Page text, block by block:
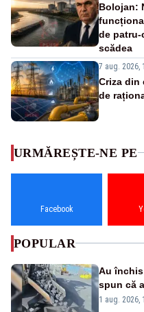
Bolojan:
de
scădea
7 aug. 2026,
Criza din
de
URMĂREȘTE-NE PE
Facebook
POPULAR
Au
spun că
pasează
1 aug. 2026,